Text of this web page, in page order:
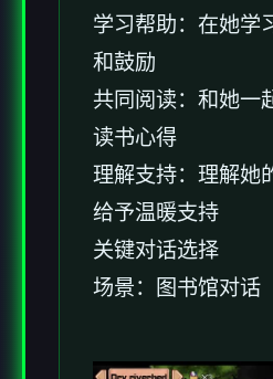
学习帮助：在她学
和鼓励
共同阅读：和她一
读书心得
理解支持：理解她
给予温暖支持
关键对话选择
场景：图书馆对话